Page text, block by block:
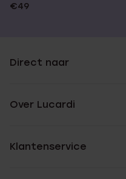
€49
Direct naar
Over Lucardi
Klantenservice